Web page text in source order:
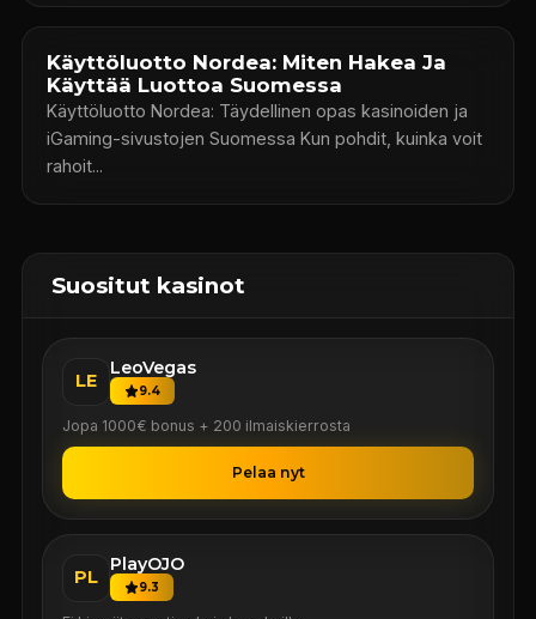
Käyttöluotto Nordea: Miten Hakea Ja
Käyttää Luottoa Suomessa
Käyttöluotto Nordea: Täydellinen opas kasinoiden ja
iGaming-sivustojen Suomessa Kun pohdit, kuinka voit
rahoit...
Suositut kasinot
LE
LeoVegas
9.4
Jopa 1000€ bonus + 200 ilmaiskierrosta
Pelaa nyt
PL
PlayOJO
9.3